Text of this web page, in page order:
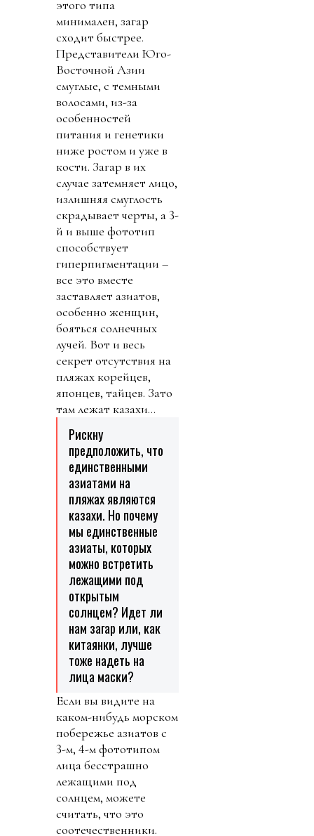
этого типа
минимален, загар
сходит быстрее.
Представители Юго-
Восточной Азии
смуглые, с темными
волосами, из-за
особенностей
питания и генетики
ниже ростом и уже в
кости. Загар в их
случае затемняет лицо,
излишняя смуглость
скрадывает черты, а 3-
й и выше фототип
способствует
гиперпигментации –
все это вместе
заставляет азиатов,
особенно женщин,
бояться солнечных
лучей. Вот и весь
секрет отсутствия на
пляжах корейцев,
японцев, тайцев. Зато
там лежат казахи…
Рискну
предположить, что
единственными
азиатами на
пляжах являются
казахи. Но почему
мы единственные
азиаты, которых
можно встретить
лежащими под
открытым
солнцем? Идет ли
нам загар или, как
китаянки, лучше
тоже надеть на
лица маски?
Если вы видите на
каком-нибудь морском
побережье азиатов с
3-м, 4-м фототипом
лица бесстрашно
лежащими под
солнцем, можете
считать, что это
соотечественники.